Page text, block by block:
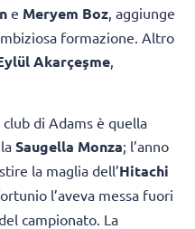
e Meryem Boz, aggiunge
formazione. Altro
Akarçeşme,
di Adams è quella
Saugella Monza; l’anno
la maglia dell’Hitachi
l’aveva messa fuori
campionato. La